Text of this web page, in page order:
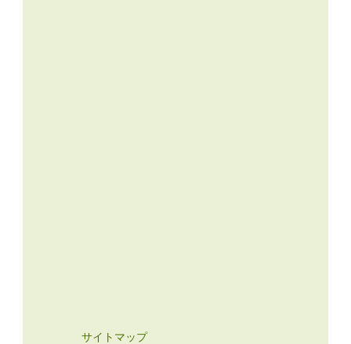
サイトマップ